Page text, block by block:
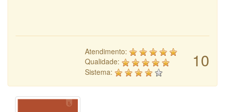
10
Atendimento:
Qualidade:
Sistema: